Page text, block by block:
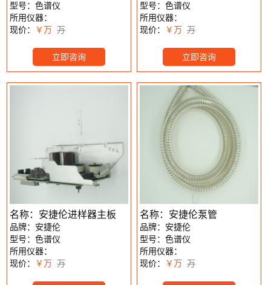
型号：色谱仪
所用仪器：
现价：
￥万 万
立即咨询
型号：色谱仪
所用仪器：
现价：
￥万 万
立即咨询
名称：安捷伦进样器主板
品牌：安捷伦
型号：色谱仪
所用仪器：
现价：
￥万 万
名称：安捷伦泵管
品牌：安捷伦
型号：色谱仪
所用仪器：
现价：
￥万 万